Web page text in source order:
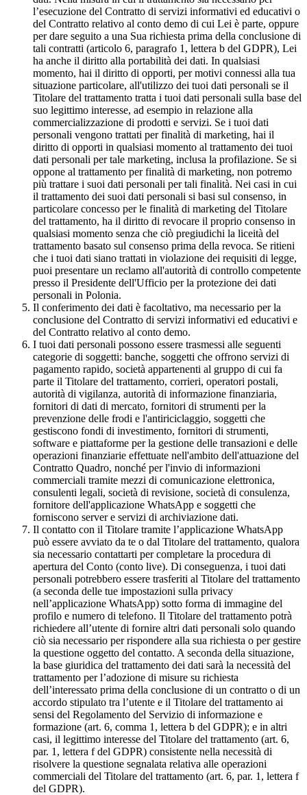
l’esecuzione del Contratto di servizi informativi ed educativi o
del Contratto relativo al conto demo di cui Lei è parte, oppure
per dare seguito a una Sua richiesta prima della conclusione di
tali contratti (articolo 6, paragrafo 1, lettera b del GDPR), Lei
ha anche il diritto alla portabilità dei dati. In qualsiasi
momento, hai il diritto di opporti, per motivi connessi alla tua
situazione particolare, all'utilizzo dei tuoi dati personali se il
Titolare del trattamento tratta i tuoi dati personali sulla base del
suo legittimo interesse, ad esempio in relazione alla
commercializzazione di prodotti e servizi. Se i tuoi dati
personali vengono trattati per finalità di marketing, hai il
diritto di opporti in qualsiasi momento al trattamento dei tuoi
dati personali per tale marketing, inclusa la profilazione. Se si
oppone al trattamento per finalità di marketing, non potremo
più trattare i suoi dati personali per tali finalità. Nei casi in cui
il trattamento dei suoi dati personali si basi sul consenso, in
particolare concesso per le finalità di marketing del Titolare
del trattamento, ha il diritto di revocare il proprio consenso in
qualsiasi momento senza che ciò pregiudichi la liceità del
trattamento basato sul consenso prima della revoca. Se ritieni
che i tuoi dati siano trattati in violazione dei requisiti di legge,
puoi presentare un reclamo all'autorità di controllo competente
presso il Presidente dell'Ufficio per la protezione dei dati
personali in Polonia.
Il conferimento dei dati è facoltativo, ma necessario per la
conclusione del Contratto di servizi informativi ed educativi e
del Contratto relativo al conto demo.
I tuoi dati personali possono essere trasmessi alle seguenti
categorie di soggetti: banche, soggetti che offrono servizi di
pagamento rapido, società appartenenti al gruppo di cui fa
parte il Titolare del trattamento, corrieri, operatori postali,
autorità di vigilanza, autorità di informazione finanziaria,
fornitori di dati di mercato, fornitori di strumenti per la
prevenzione delle frodi e l'antiriciclaggio, soggetti che
gestiscono fondi di investimento, fornitori di strumenti,
software e piattaforme per la gestione delle transazioni e delle
operazioni finanziarie effettuate nell'ambito dell'attuazione del
Contratto Quadro, nonché per l'invio di informazioni
commerciali tramite mezzi di comunicazione elettronica,
consulenti legali, società di revisione, società di consulenza,
fornitore dell'applicazione WhatsApp e soggetti che
forniscono server e servizi di archiviazione dati.
Il contatto con il Titolare tramite l’applicazione WhatsApp
può essere avviato da te o dal Titolare del trattamento, qualora
sia necessario contattarti per completare la procedura di
apertura del Conto (conto live). Di conseguenza, i tuoi dati
personali potrebbero essere trasferiti al Titolare del trattamento
(a seconda delle tue impostazioni sulla privacy
nell’applicazione WhatsApp) sotto forma di immagine del
profilo e numero di telefono. Il Titolare del trattamento potrà
richiedere all’utente di fornire altri dati personali solo quando
ciò sia necessario per rispondere alla sua richiesta o per gestire
la questione oggetto del contatto. A seconda della situazione,
la base giuridica del trattamento dei dati sarà la necessità del
trattamento per l’adozione di misure su richiesta
dell’interessato prima della conclusione di un contratto o di un
accordo stipulato tra l’utente e il Titolare del trattamento ai
sensi del Regolamento del Servizio di informazione e
formazione (art. 6, comma 1, lettera b del GDPR); e in altri
casi, il legittimo interesse del Titolare del trattamento (art. 6,
par. 1, lettera f del GDPR) consistente nella necessità di
risolvere la questione segnalata relativa alle operazioni
commerciali del Titolare del trattamento (art. 6, par. 1, lettera f
del GDPR).